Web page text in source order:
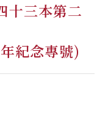
十三本第二
紀念專號)